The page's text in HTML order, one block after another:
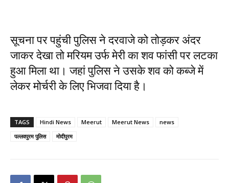
सूचना पर पहुंची पुलिस ने दरवाजे को तोड़कर अंदर
जाकर देखा तो मरियम उर्फ मेरी का शव फांसी पर लटका
हुआ मिला था। जहां पुलिस ने उसके शव को कब्जे में
लेकर मोर्चरी के लिए भिजवा दिया है।
TAGS Hindi News Meerut Meerut News
news
पल्लवपुरम पुलिस
मोदीपुरम